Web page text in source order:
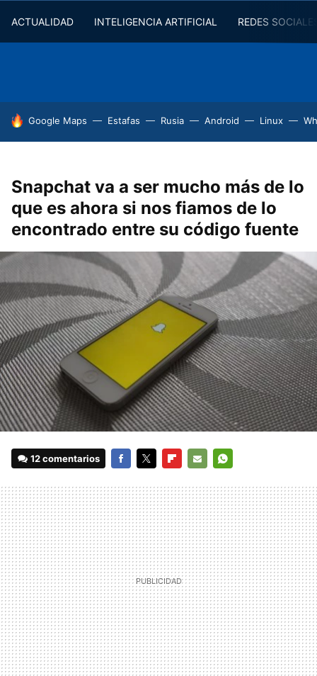
ACTUALIDAD INTELIGENCIA ARTIFICIAL REDES
HOY SE HABLA DE
Google Maps Estafas Rusia Android Linux
Snapchat va a ser mucho más de lo
que es ahora si nos fiamos de lo
encontrado entre su código fuente
12 comentarios
MAIL